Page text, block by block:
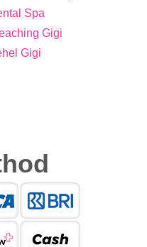
Spa
Gigi
Gigi